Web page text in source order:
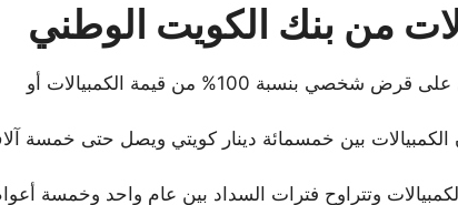
من بنك الكويت الوطني
يحصل كل عملاء بنك الكويت الوطني على قرض شخصي بنسبة 100% من قيمة الكمبيالات أو
بين خمسمائة دينار كويتي ويصل حتى خمسة
وتتراوح فترات السداد بين عام واحد وخمسة